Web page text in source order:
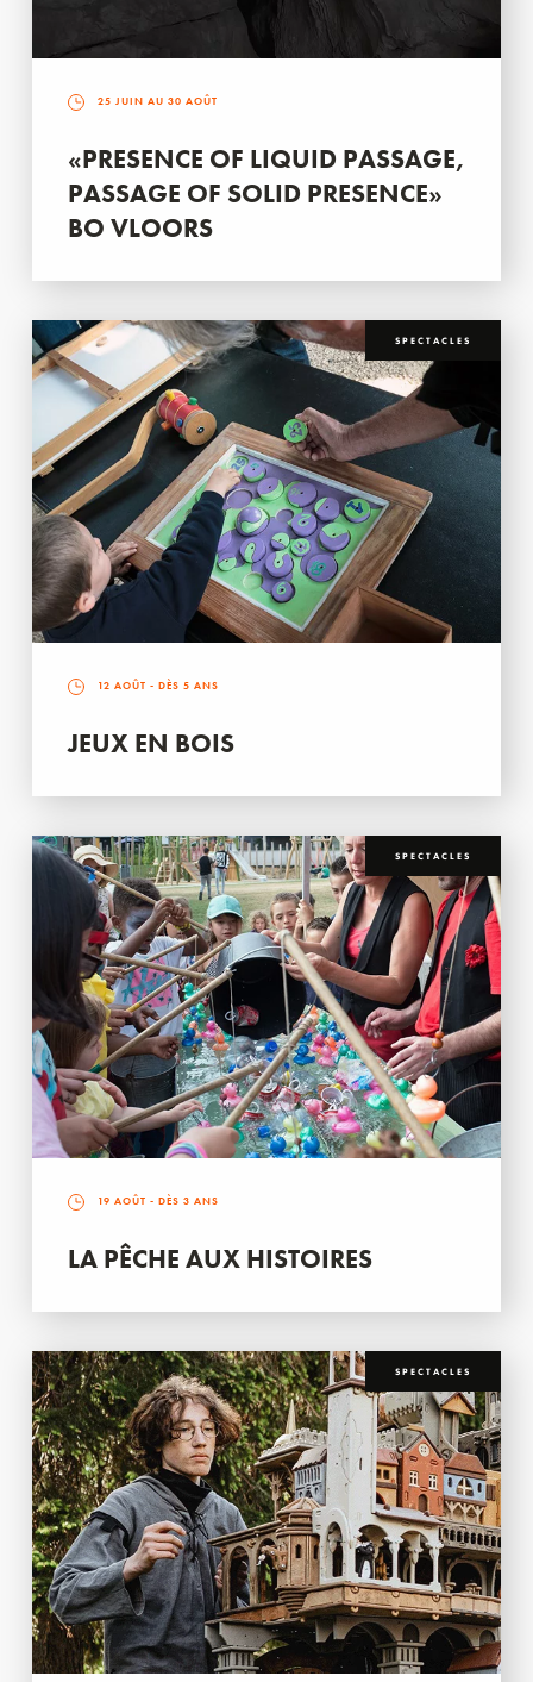
25 JUIN AU 30 AOÛT
«PRESENCE OF LIQUID PASSAGE,
PASSAGE OF SOLID PRESENCE»
BO VLOORS
SPECTACLES
12 AOÛT - DÈS 5 ANS
JEUX EN BOIS
SPECTACLES
19 AOÛT - DÈS 3 ANS
LA PÊCHE AUX HISTOIRES
SPECTACLES